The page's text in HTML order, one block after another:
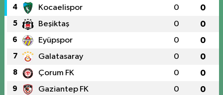
4 Kocaelispor 0 0
5 Beşiktaş 0 0
6 Eyüpspor 0 0
7 Galatasaray 0 0
8 Çorum FK 0 0
9 Gaziantep FK 0 0